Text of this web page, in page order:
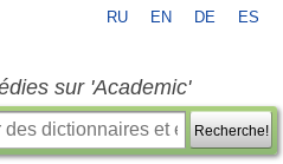
RU EN DE ES
sur 'Academic'
Recherche!